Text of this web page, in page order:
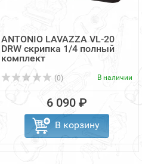
ANTONIO LAVAZZA VL-20
DRW скрипка 1/4 полный
комплект
(0) В наличии
6 090 ₽
В корзину